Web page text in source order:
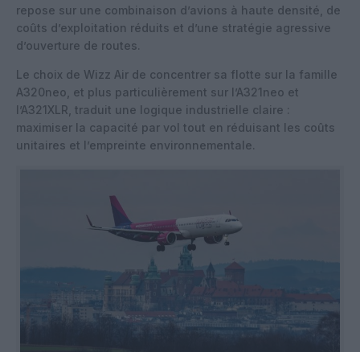
repose sur une combinaison d’avions à haute densité, de
coûts d’exploitation réduits et d’une stratégie agressive
d’ouverture de routes.
Le choix de Wizz Air de concentrer sa flotte sur la famille
A320neo, et plus particulièrement sur l’A321neo et
l’A321XLR, traduit une logique industrielle claire :
maximiser la capacité par vol tout en réduisant les coûts
unitaires et l’empreinte environnementale.